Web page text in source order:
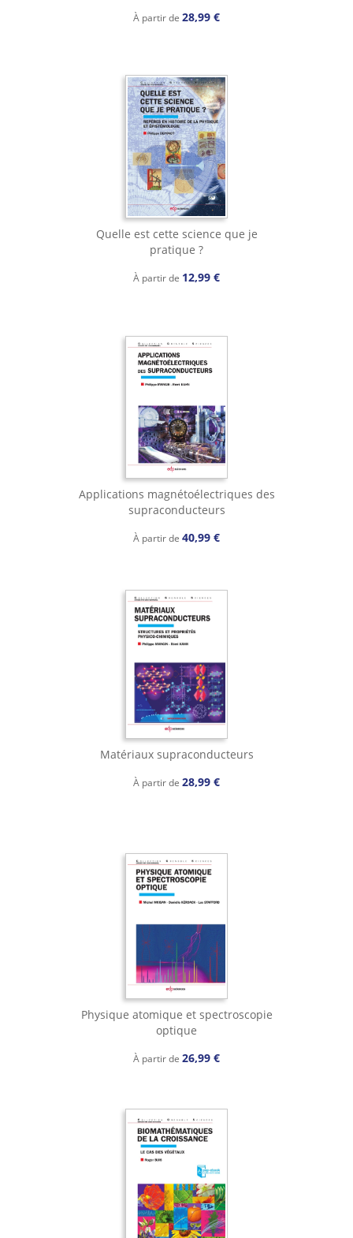
À partir de 28,99 €
Quelle est cette science que je
pratique ?
À partir de 12,99 €
Applications magnétoélectriques des
supraconducteurs
À partir de 40,99 €
Matériaux supraconducteurs
À partir de 28,99 €
Physique atomique et spectroscopie
optique
À partir de 26,99 €